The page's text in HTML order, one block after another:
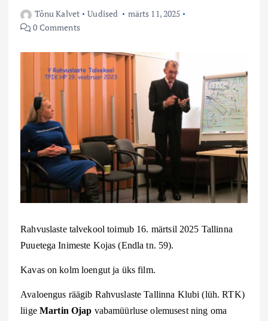
Tõnu Kalvet Uudised
märts 11, 2025
0 Comments
Rahvuslaste talvekool toimub 16. märtsil 2025 Tallinna
Puuetega Inimeste Kojas (Endla tn. 59).
Kavas on kolm loengut ja üks film.
Avaloengus räägib Rahvuslaste Tallinna Klubi (lüh. RTK)
liige Martin Ojap vabamüürluse olemusest ning oma